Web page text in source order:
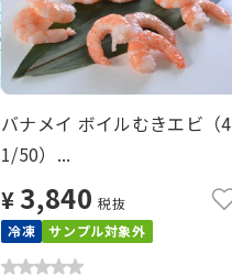
バナメイ ボイルむきエビ（4
1/50）...
¥ 3,840 税抜
冷凍
サンプル対象外